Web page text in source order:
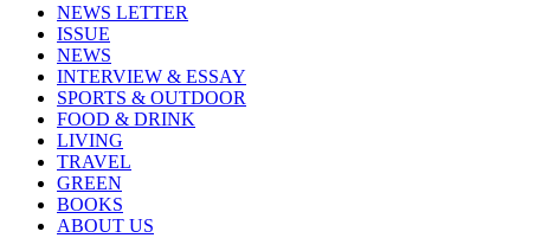
NEWS LETTER
ISSUE
NEWS
INTERVIEW & ESSAY
SPORTS & OUTDOOR
FOOD & DRINK
LIVING
TRAVEL
GREEN
BOOKS
ABOUT US